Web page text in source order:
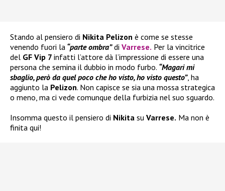
Stando al pensiero di Nikita Pelizon è come se stesse
venendo fuori la “parte ombra”di Varrese. Per la vincitrice
del GF Vip 7 infatti l’attore dà l’impressione di essere una
persona che semina il dubbio in modo furbo. “Magari mi
sbaglio, però da quel poco che ho visto, ho visto questo”, ha
aggiunto la Pelizon. Non capisce se sia una mossa strategica
o meno, ma ci vede comunque della furbizia nel suo sguardo.
Insomma questo il pensiero di Nikita su Varrese. Ma non è
finita qui!